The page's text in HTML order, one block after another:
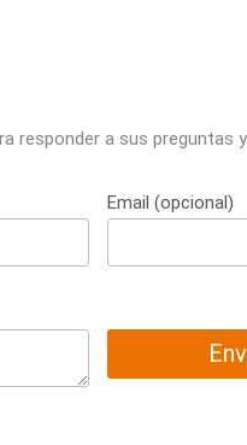
responder a sus preguntas
Email (opcional)